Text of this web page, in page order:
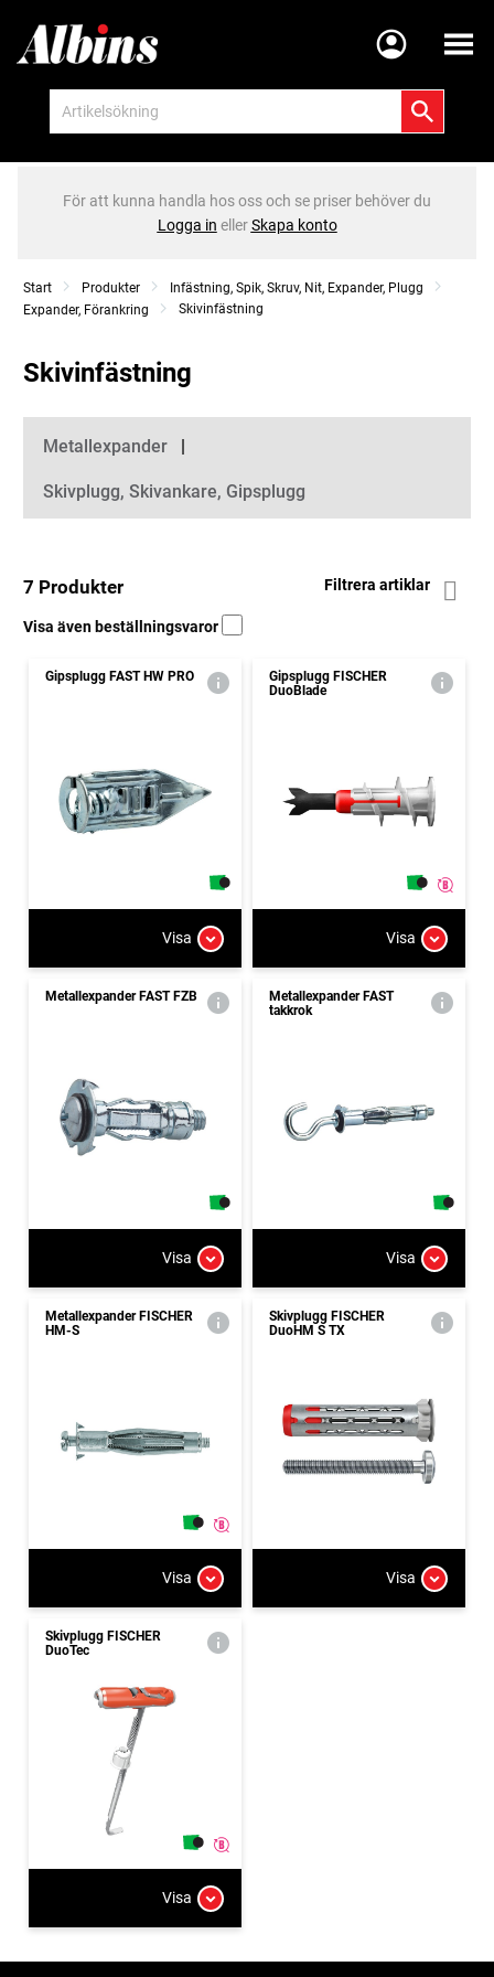
Meny
För att kunna handla hos oss och se priser behöver du
Logga in ellerSkapa konto
Start Produkter
Infästning, Spik, Skruv, Nit, Expander, Plugg
Expander, Förankring
Skivinfästning
Skivinfästning
Kategorier
Metallexpander
Skivplugg, Skivankare, Gipsplugg
7 Produkter Filtrera artiklar
Visa även beställningsvaror
Gipsplugg FAST HW PRO
Visa
Gipsplugg FISCHER
DuoBlade
Visa
Metallexpander FAST FZB
Visa
Metallexpander FAST
takkrok
Visa
Metallexpander FISCHER
HM-S
Visa
Skivplugg FISCHER
DuoHM S TX
Visa
Skivplugg FISCHER
DuoTec
Visa